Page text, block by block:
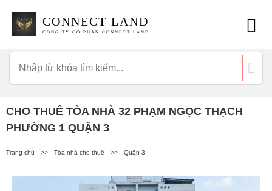
CONNECT LAND
CÔNG TY CỔ PHẦN CONNECT LAND
CHO THUÊ TÒA NHÀ 32 PHẠM NGỌC THẠCH
PHƯỜNG 1 QUẬN 3
Trang chủ >> Tòa nhà cho thuê >> Quận 3